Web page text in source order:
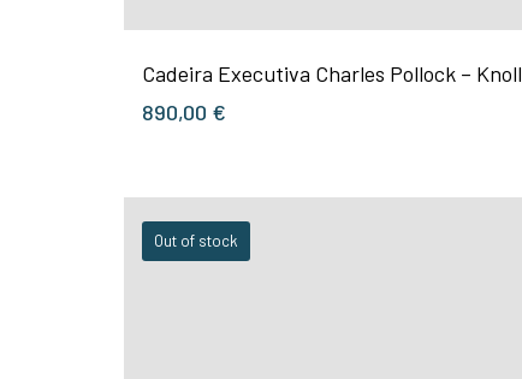
Cadeira Executiva Charles Pollock – Knoll
890,00 €
Out of stock